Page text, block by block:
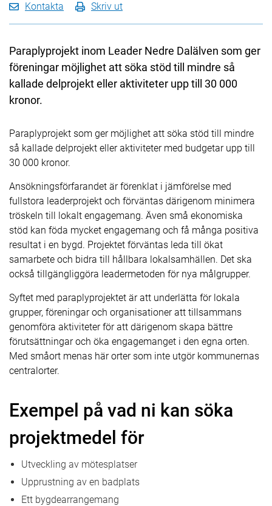
Kontakta Skriv ut
Paraplyprojekt inom Leader Nedre Dalälven som ger
föreningar möjlighet att söka stöd till mindre så
kallade delprojekt eller aktiviteter upp till 30 000
kronor.
Paraplyprojekt som ger möjlighet att söka stöd till mindre
så kallade delprojekt eller aktiviteter med budgetar upp till
30 000 kronor.
Ansökningsförfarandet är förenklat i jämförelse med
fullstora leaderprojekt och förväntas därigenom minimera
tröskeln till lokalt engagemang. Även små ekonomiska
stöd kan föda mycket engagemang och få många positiva
resultat i en bygd. Projektet förväntas leda till ökat
samarbete och bidra till hållbara lokalsamhällen. Det ska
också tillgängliggöra leadermetoden för nya målgrupper.
Syftet med paraplyprojektet är att underlätta för lokala
grupper, föreningar och organisationer att tillsammans
genomföra aktiviteter för att därigenom skapa bättre
förutsättningar och öka engagemanget i den egna orten.
Med småort menas här orter som inte utgör kommunernas
centralorter.
Exempel på vad ni kan söka
projektmedel för
Utveckling av mötesplatser
Upprustning av en badplats
Ett bygdearrangemang